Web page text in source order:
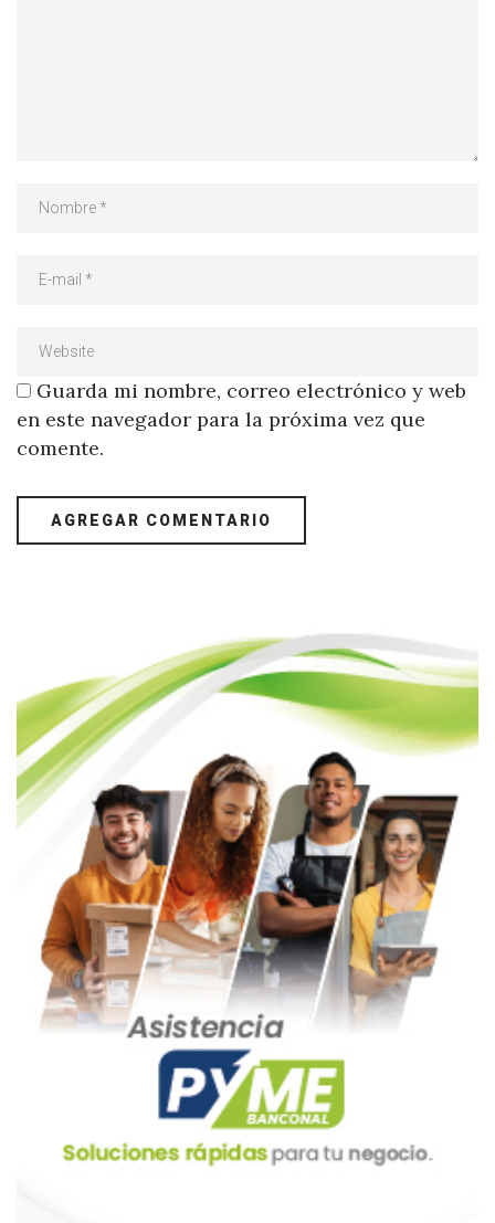
Guarda mi nombre, correo electrónico y web
en este navegador para la próxima vez que
comente.